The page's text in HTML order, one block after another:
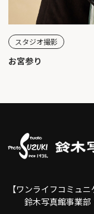
スタジオ撮影
お宮参り
【ワンライフコミュ
鈴木写真館事業部